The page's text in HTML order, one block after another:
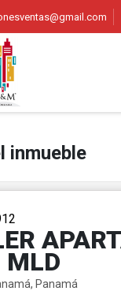
inmueble
Panamá